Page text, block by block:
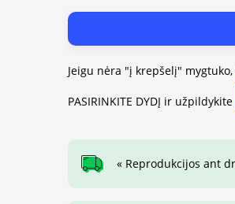
Jeigu nėra "į krepšelį"
PASIRINKITE DYDĮ ir užpildykite
« Reprodukcijos ant